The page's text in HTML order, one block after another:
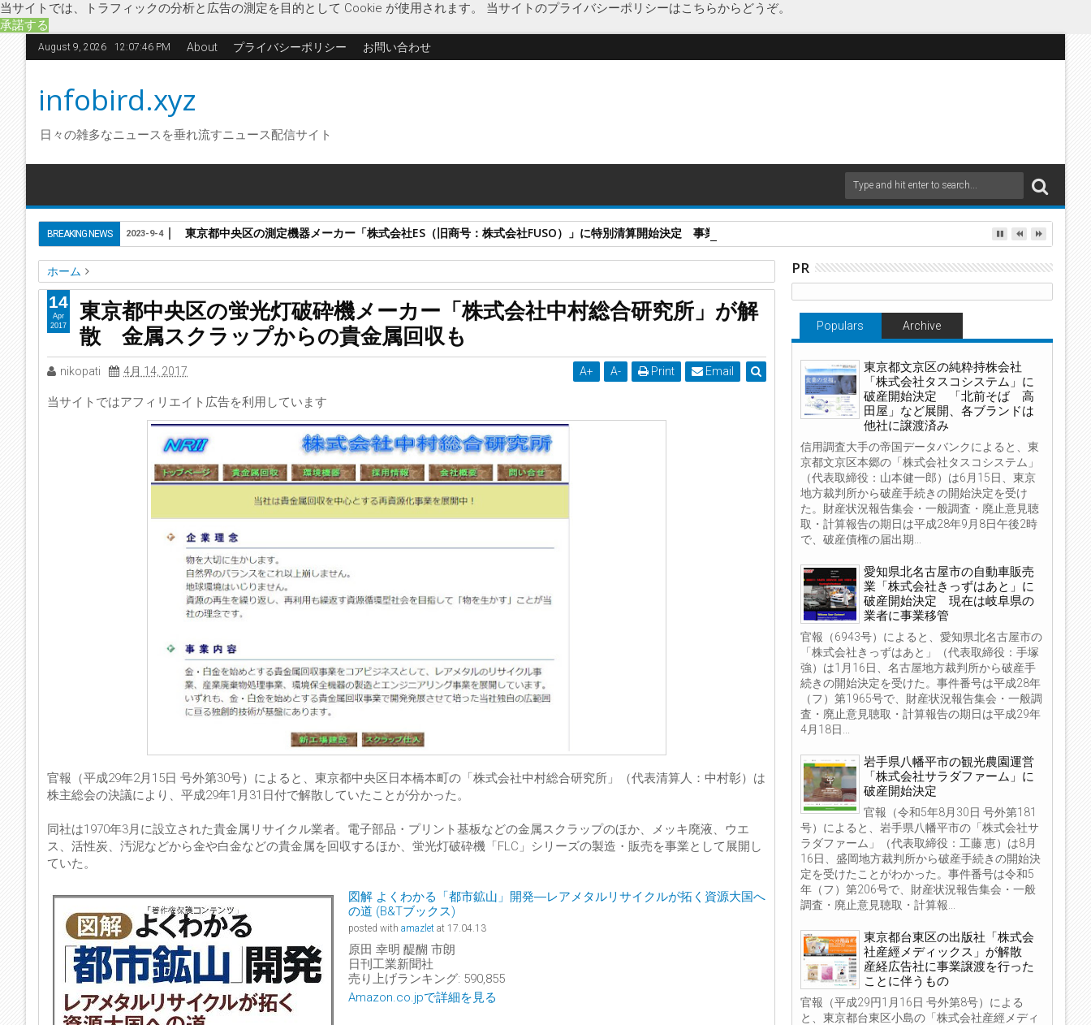
当サイトでは、トラフィックの分析と広告の測定を目的として Cookie が使用されます。 当サイトのプライバシーポリシーはこちらからどうぞ。
承諾する
August 9, 2026 12:07:47 PM About プライバシーポリシー お問い合わせ
infobird.xyz
日々の雑多なニュースを垂れ流すニュース配信サイト
BREAKING NEWS 東京都中央区の測定機器メーカー「株式会社ES（旧商号：株式会社FUSO）」に特別清算開始決定 事業はA-Gas Japanが承継
2023-9-4
ホーム
企業解散
貴金属リサイクル 経済 蛍光灯破砕機 再資源化事業
中村総合研究所
東京都中央区の蛍光灯破砕機メーカー「株式会社中村総合研究所」が解散 金属スクラップからの貴金属回収も
東京都中央区の蛍光灯破砕機メーカー「株式会社中村総合研究所」が解
散 金属スクラップからの貴金属回収も
nikopati 4月 14, 2017 A+ A- Print Email
当サイトではアフィリエイト広告を利用しています
官報（平成29年2月15日 号外第30号）によると、東京都中央区日本橋本町の「株式会社中村総合研究所」（代表清算人：中村彰）は
株主総会の決議により、平成29年1月31日付で解散していたことが分かった。
同社は1970年3月に設立された貴金属リサイクル業者。電子部品・プリント基板などの金属スクラップのほか、メッキ廃液、ウエ
ス、活性炭、汚泥などから金や白金などの貴金属を回収するほか、蛍光灯破砕機「FLC」シリーズの製造・販売を事業として展開し
ていた。
図解 よくわかる「都市鉱山」開発―レアメタルリサイクルが拓く資源大国へ
の道 (B&Tブックス)
posted with amazlet at 17.04.13
原田 幸明 醍醐 市朗
日刊工業新聞社
売り上げランキング: 590,855
Amazon.co.jpで詳細を見る
14
Apr
2017
PR
Populars Archive
東京都文京区の純粋持株会社
「株式会社タスコシステム」に
破産開始決定 「北前そば 高
田屋」など展開、各ブランドは
他社に譲渡済み
信用調査大手の帝国データバンクによると、東
京都文京区本郷の「株式会社タスコシステム」
（代表取締役：山本健一郎）は6月15日、東京
地方裁判所から破産手続きの開始決定を受け
た。財産状況報告集会・一般調査・廃止意見聴
取・計算報告の期日は平成28年9月8日午後2時
で、破産債権の届出期...
愛知県北名古屋市の自動車販売
業「株式会社きっずはあと」に
破産開始決定 現在は岐阜県の
業者に事業移管
官報（6943号）によると、愛知県北名古屋市の
「株式会社きっずはあと」（代表取締役：手塚
強）は1月16日、名古屋地方裁判所から破産手
続きの開始決定を受けた。事件番号は平成28年
（フ）第1965号で、財産状況報告集会・一般調
査・廃止意見聴取・計算報告の期日は平成29年
4月18日...
岩手県八幡平市の観光農園運営
「株式会社サラダファーム」に
破産開始決定
官報（令和5年8月30日 号外第181
号）によると、岩手県八幡平市の「株式会社サ
ラダファーム」（代表取締役：工藤 恵）は8月
16日、盛岡地方裁判所から破産手続きの開始決
定を受けたことがわかった。事件番号は令和5
年（フ）第206号で、財産状況報告集会・一般
調査・廃止意見聴取・計算報...
東京都台東区の出版社「株式会
社産經メディックス」が解散
産経広告社に事業譲渡を行った
ことに伴うもの
官報（平成29円1月16日 号外第8号）による
と、東京都台東区小島の「株式会社産經メディ